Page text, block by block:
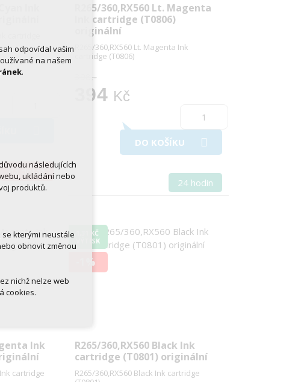
Ink
na dotaz
R265/360,RX560 Lt. Magenta
Ink cartridge (T0806)
originální
R265/360,RX560 Lt. Magenta Ink
cartridge (T0806)
398,-
394 Kč
DO KOŠÍKU
24 hodin
Ink
cartridge
1,31 KČ
VÝTISK
-1%
R265/360,RX560 Black Ink
cartridge (T0801) originální
R265/360,RX560 Black Ink cartridge
odpovídal vašim
na našem
.
následujících
ukládání nebo
produktů.
kterými neustále
obnovit změnou
nichž nelze web
cookies.